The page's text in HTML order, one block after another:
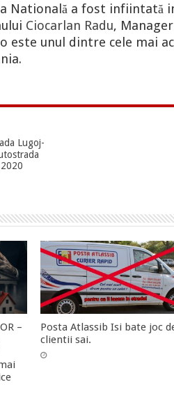
Natională a fost infiintată
Ciocarlan Radu,
este unul dintre cele mai
Lugoj-
–
Posta Atlassib Isi bate joc
clientii sai.